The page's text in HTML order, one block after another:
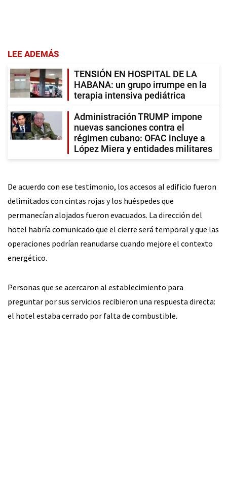
LEE ADEMÁS
TENSIÓN EN HOSPITAL DE LA
HABANA: un grupo irrumpe en la
terapia intensiva pediátrica
Administración TRUMP impone
nuevas sanciones contra el
régimen cubano: OFAC incluye a
López Miera y entidades militares
De acuerdo con ese testimonio, los accesos al edificio fueron
delimitados con cintas rojas y los huéspedes que
permanecían alojados fueron evacuados. La dirección del
hotel habría comunicado que el cierre será temporal y que las
operaciones podrían reanudarse cuando mejore el contexto
energético.
Personas que se acercaron al establecimiento para
preguntar por sus servicios recibieron una respuesta directa:
el hotel estaba cerrado por falta de combustible.